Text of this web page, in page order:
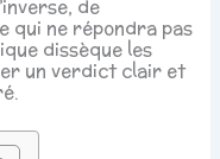
de
qui ne répondra pas
dissèque les
un verdict clair et